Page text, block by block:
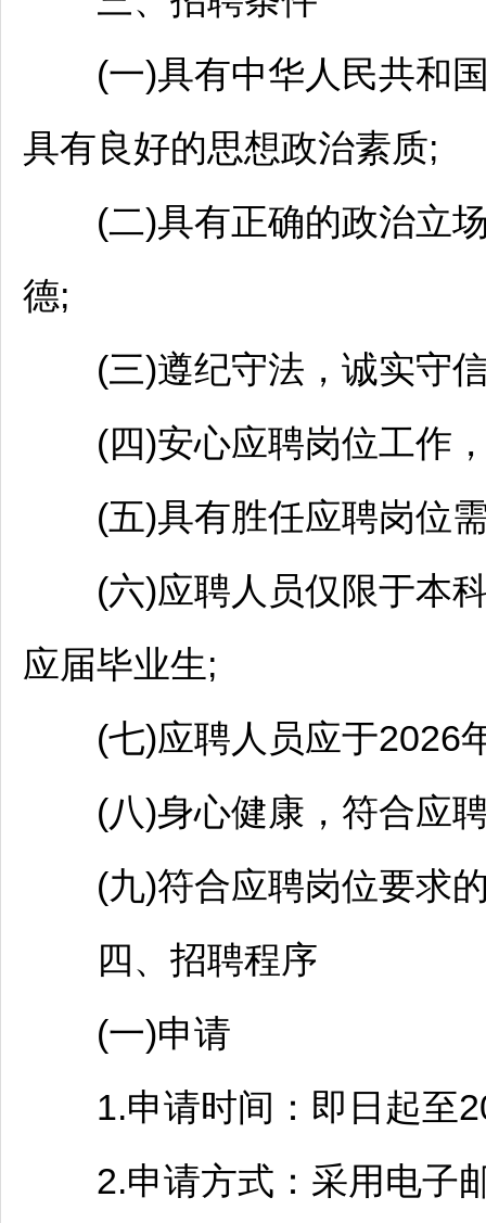
(一)具有中华人民共和国
具有良好的思想政治素质;
(二)具有正确的政治立场
德;
(三)遵纪守法，诚实守信
(四)安心应聘岗位工作，
(五)具有胜任应聘岗位需
(六)应聘人员仅限于本科
应届毕业生;
(七)应聘人员应于2026年
(八)身心健康，符合应聘
(九)符合应聘岗位要求的
四、 招聘程序
(一)申请
1.申请时间：即日起至
2.申请方式：采用电子邮